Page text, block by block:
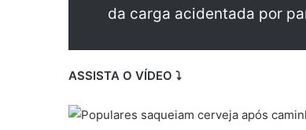
da carga acidentada por
ASSISTA O VÍDEO ⤵️